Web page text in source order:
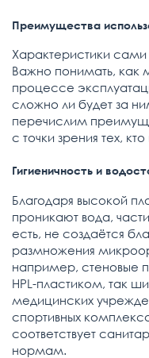
Преимущества
Характеристики
Важно понимать, как
процессе
сложно ли будет за
перечислим
с точки зрения тех,
Гигиеничность и
Благодаря высокой
проникают вода,
есть, не создаётся
размножения
например, стеновые
HPL-пластиком, так
медицинских
спортивных
соответствует
нормам.